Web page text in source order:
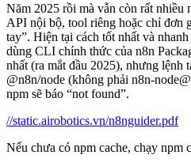
Năm 2025 rồi mà vẫn còn rất nhiều
API nội bộ, tool riêng hoặc chỉ đơn
tay”. Hiện tại cách tốt nhất và
dùng CLI chính thức của n8n
nhất (ra mắt đầu 2025), nhưng lệnh
@n8n/node (không phải n8n-
npm sẽ báo “not found”.
//static.airobotics.vn/n8nguider.pdf
Nếu chưa có npm cache, chạy npm